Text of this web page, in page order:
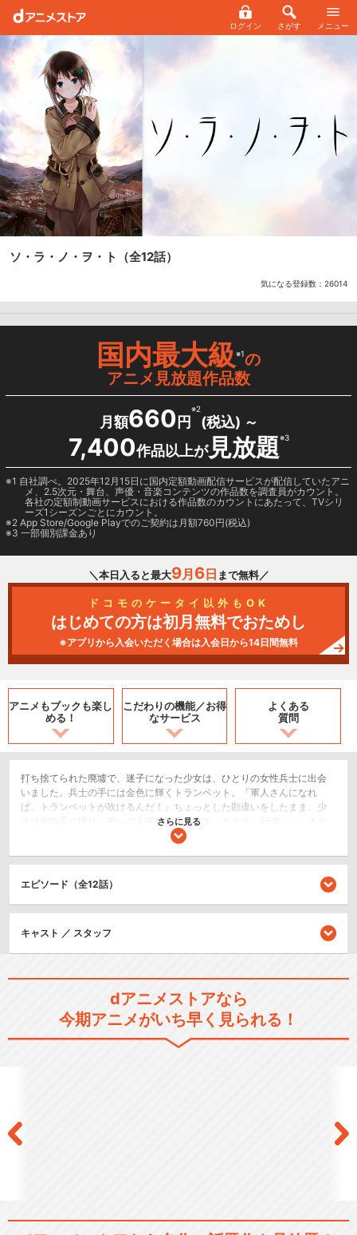
ログイン さがす メニュー
ソ・ラ・ノ・ヲ・ト （全12話）
気になる登録数： 26014
国内最大級※1の
アニメ見放題作品数
月額660 円
※2
(税込) ～
7,400作品以上が見放題※3
1 自社調べ。2025年12月15日に国内定額動画配信サービスが配信していたアニ
メ、2.5次元・舞台、声優・音楽コンテンツの作品数を調査員がカウント。
各社の定額制動画サービスにおける作品数のカウントにあたって、TVシリ
ーズ1シーズンごとにカウント。
2 App Store/Google Playでのご契約は月額760円(税込)
3 一部個別課金あり
＼本日入ると最大9月 6日 まで無料／
ドコモのケータイ以外もOK
はじめての方は初月無料でおためし
※アプリから入会いただく場合は入会日から14日間無料
アニメもブックも楽し
める！
こだわりの機能／お得
なサービス
よくある
質問
打ち捨てられた廃墟で、迷子になった少女は、ひとりの女性兵士に出会
いました。兵士の手には金色に輝くトランペット。「軍人さんになれ
ば、トランペットが吹けるんだ！」ちょっとした勘違いをしたまま、少
女は喇叭手に憧れ、軍への入隊を決意します。カナタ、15歳――。カナ
タが配属されたのは、セーズという街にある小さな駐留部隊・第1121小
ら始まります。その日のセーズは「水かけ祭り」の真っ最中。駐屯地を
目指すカナタは、お祭り騒ぎに巻き込まれてしまって――。
さらに見る
エピソード（全12話）
キャスト ／ スタッフ
dアニメストアなら
今期アニメがいち早く見られる！